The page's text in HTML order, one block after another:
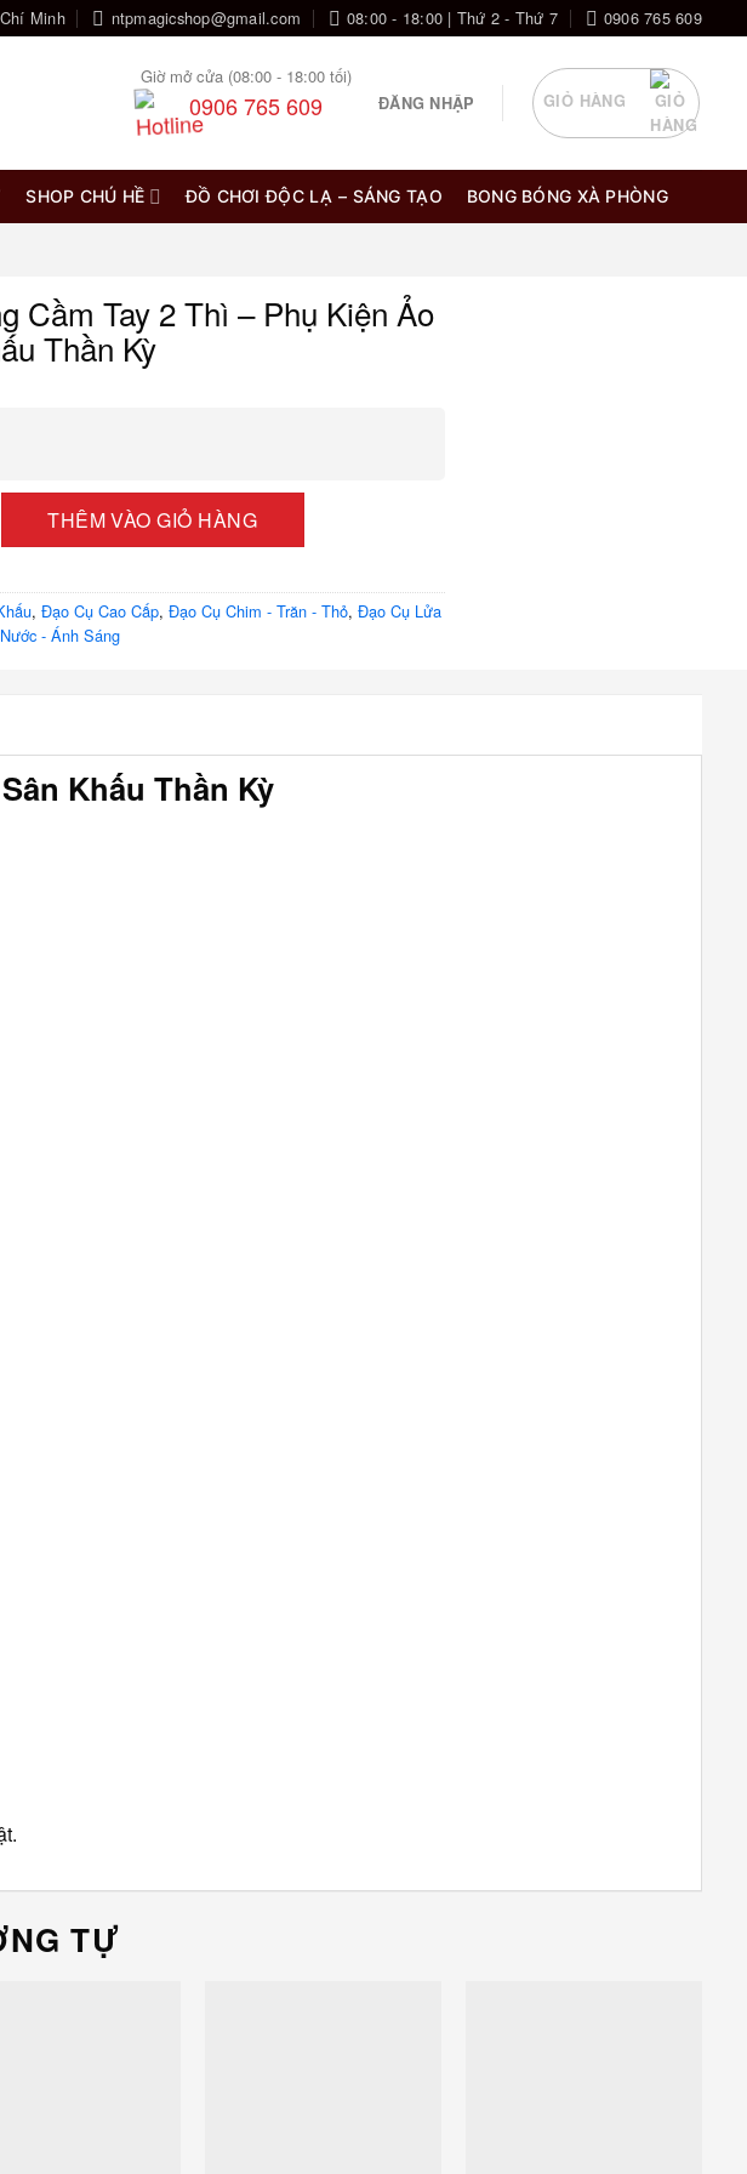
Minh ntpmagicshop@gmail.com 08:00 - 18:00 | Thứ 2 - Thứ 7 0906 765 609
Giờ mở cửa (08:00 - 18:00 tối)
0906 765 609 ĐĂNG NHẬP GIỎ HÀNG
SHOP CHÚ HỀ ĐỒ CHƠI ĐỘC LẠ – SÁNG TẠO BONG BÓNG XÀ PHÒNG
Cầm Tay 2 Thì – Phụ Kiện Ảo
Thần Kỳ
2 Thì – Phụ Kiện Ảo Thuật Sân Khấu Thần Kỳ số lượng
THÊM VÀO GIỎ HÀNG
, Đạo Cụ Cao Cấp, Đạo Cụ Chim - Trăn - Thỏ, Đạo Cụ Lửa
- Ánh Sáng
Khấu Thần Kỳ
TỰ